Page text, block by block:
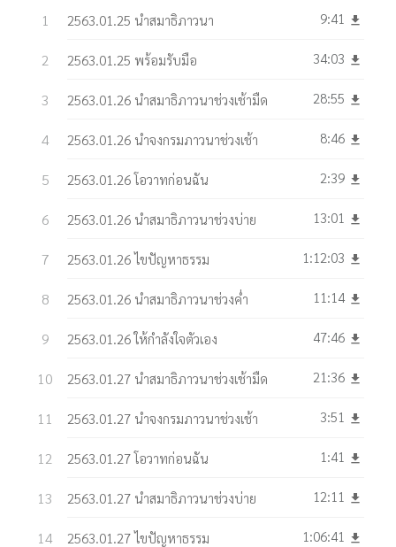
2563.01.25 นำสมาธิภาวนา 9:41 get_app
2563.01.25 พร้อมรับมือ 34:03 get_app
2563.01.26 นำสมาธิภาวนาช่วงเช้ามืด 28:55 get_app
2563.01.26 นำจงกรมภาวนาช่วงเช้า 8:46 get_app
2563.01.26 โอวาทก่อนฉัน 2:39 get_app
2563.01.26 นำสมาธิภาวนาช่วงบ่าย 13:01 get_app
2563.01.26 ไขปัญหาธรรม 1:12:03 get_app
2563.01.26 นำสมาธิภาวนาช่วงค่ำ 11:14 get_app
2563.01.26 ให้กำลังใจตัวเอง 47:46 get_app
2563.01.27 นำสมาธิภาวนาช่วงเช้ามืด 21:36 get_app
2563.01.27 นำจงกรมภาวนาช่วงเช้า 3:51 get_app
2563.01.27 โอวาทก่อนฉัน 1:41 get_app
2563.01.27 นำสมาธิภาวนาช่วงบ่าย 12:11 get_app
2563.01.27 ไขปัญหาธรรม 1:06:41 get_app